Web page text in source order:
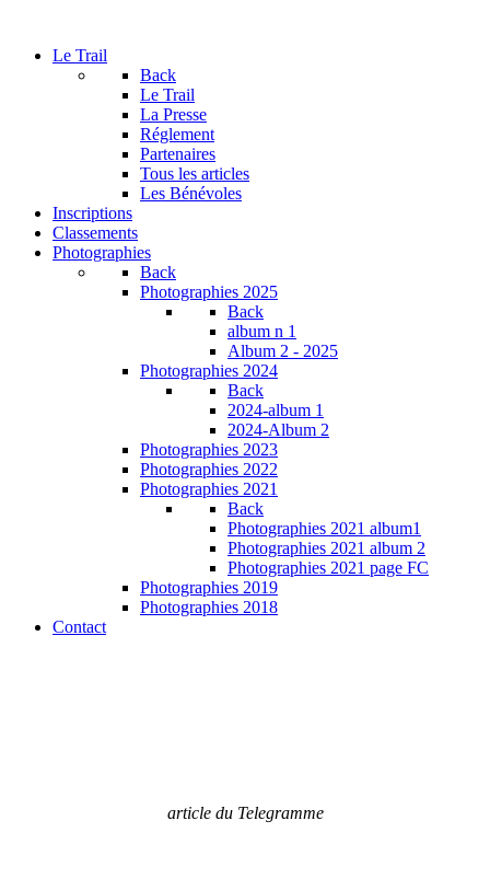
Le Trail
Back
Le Trail
La Presse
Réglement
Partenaires
Tous les articles
Les Bénévoles
Inscriptions
Classements
Photographies
Back
Photographies 2025
Back
album n 1
Album 2 - 2025
Photographies 2024
Back
2024-album 1
2024-Album 2
Photographies 2023
Photographies 2022
Photographies 2021
Back
Photographies 2021 album1
Photographies 2021 album 2
Photographies 2021 page FC
Photographies 2019
Photographies 2018
Contact
article du Telegramme